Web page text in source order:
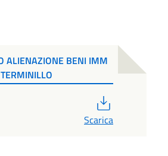
ALIENAZIONE BENI IMM
Scarica